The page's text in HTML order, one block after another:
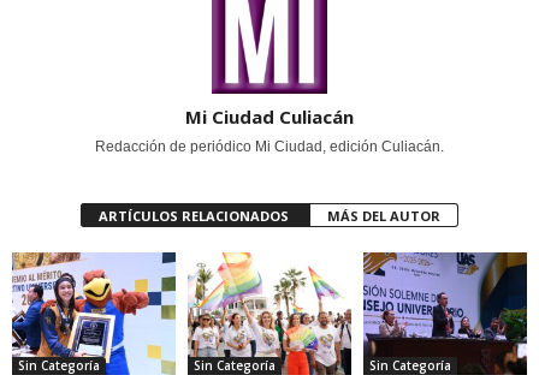
Mi Ciudad Culiacán
Redacción de periódico Mi Ciudad, edición Culiacán.
ARTÍCULOS RELACIONADOS MÁS DEL AUTOR
Sin Categoría Sin Categoría Sin Categoría